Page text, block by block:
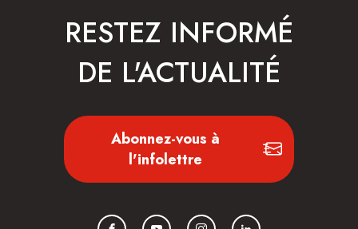
RESTEZ INFORMÉ
DE L'ACTUALITÉ
Abonnez-vous à
l'infolettre